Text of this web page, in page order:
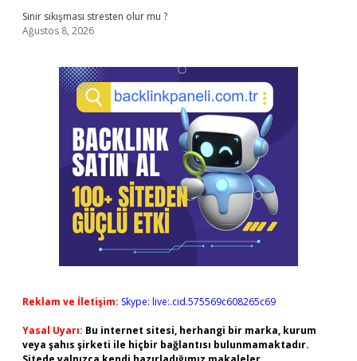
Sinir sıkışması stresten olur mu ?
Ağustos 8, 2026
Reklam ve İletişim: Skype: live:.cid.575569c608265c69
Yasal Uyarı: Bu internet sitesi, herhangi bir marka, kurum
veya şahıs şirketi ile hiçbir bağlantısı bulunmamaktadır.